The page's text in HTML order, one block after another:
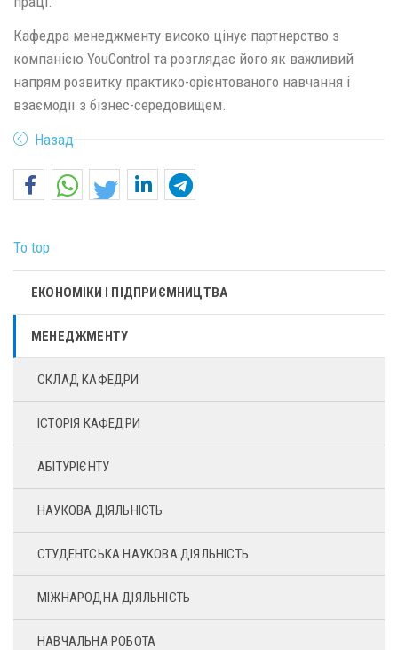
Кафедра менеджменту високо цінує партнерство з
компанією YouControl та розглядає його як важливий
напрям розвитку практико-орієнтованого навчання і
взаємодії з бізнес-середовищем.
Назад
To top
ЕКОНОМІКИ І ПІДПРИЄМНИЦТВА
МЕНЕДЖМЕНТУ
СКЛАД КАФЕДРИ
ІСТОРІЯ КАФЕДРИ
АБІТУРІЄНТУ
НАУКОВА ДІЯЛЬНІСТЬ
СТУДЕНТСЬКА НАУКОВА ДІЯЛЬНІСТЬ
МІЖНАРОДНА ДІЯЛЬНІСТЬ
НАВЧАЛЬНА РОБОТА